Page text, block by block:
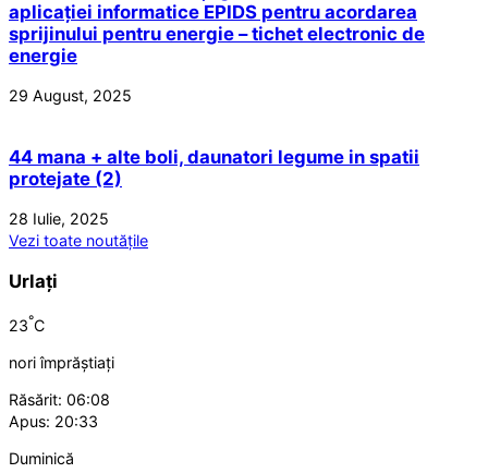
aplicației informatice EPIDS pentru acordarea
sprijinului pentru energie – tichet electronic de
energie
29 August, 2025
44 mana + alte boli, daunatori legume in spatii
protejate (2)
28 Iulie, 2025
Vezi toate noutățile
Urlați
23°C
nori împrăștiați
Răsărit: 06:08
Apus: 20:33
Duminică